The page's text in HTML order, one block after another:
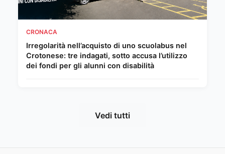
CRONACA
Irregolarità nell’acquisto di uno scuolabus nel
Crotonese: tre indagati, sotto accusa l’utilizzo
dei fondi per gli alunni con disabilità
Vedi tutti